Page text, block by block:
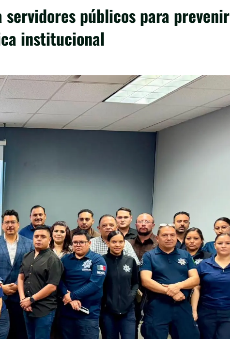
servidores públicos para prevenir
institucional